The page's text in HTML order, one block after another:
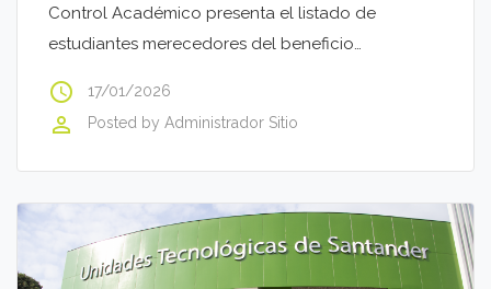
Control Académico presenta el listado de
estudiantes merecedores del beneficio…
access_time 17/01/2026
perm_identity Posted by Administrador Sitio